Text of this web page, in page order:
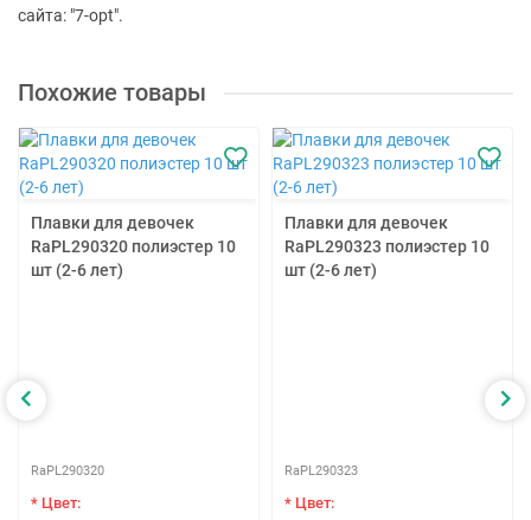
сайта: "7-opt".
Похожие товары
Плавки для девочек
RaPL290320 полиэстер 10
шт (2-6 лет)
RaPL290320
* Цвет:
Плавки для девочек
RaPL290323 полиэстер 10
шт (2-6 лет)
RaPL290323
* Цвет: